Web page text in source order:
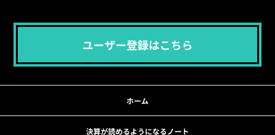
ユーザー登録はこちら
ホーム
決算が読めるようになるノート